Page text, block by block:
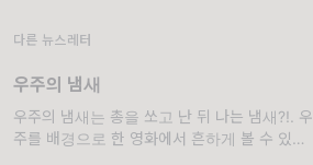
수
다른 뉴스레터
우주의 냄새
우주의 냄새는 총을 쏘고 난 뒤 나는 냄새?!. 우
주를 배경으로 한 영화에서 흔하게 볼 수 있는